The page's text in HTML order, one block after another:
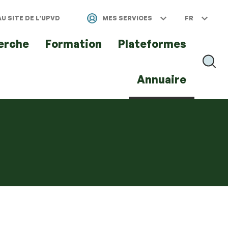
SITE DE L’UPVD MES SERVICES FR
Formation Plateformes
Annuaire